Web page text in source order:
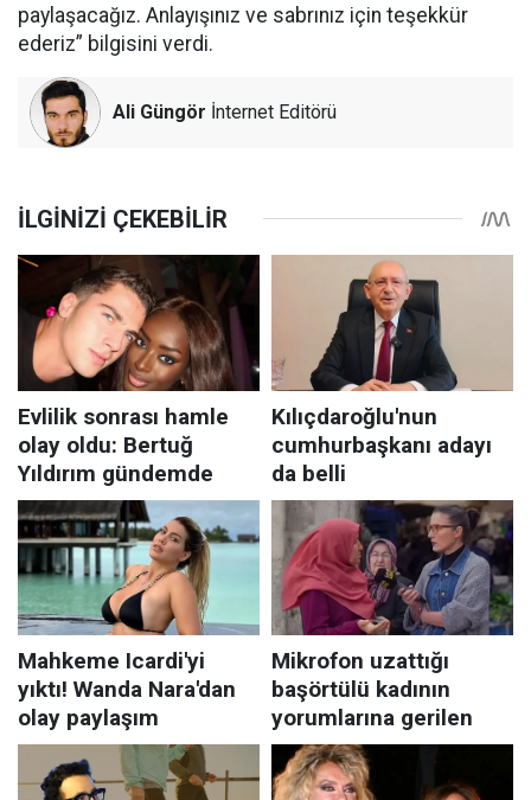
paylaşacağız. Anlayışınız ve sabrınız için teşekkür
ederiz” bilgisini verdi.
Ali Güngör İnternet Editörü